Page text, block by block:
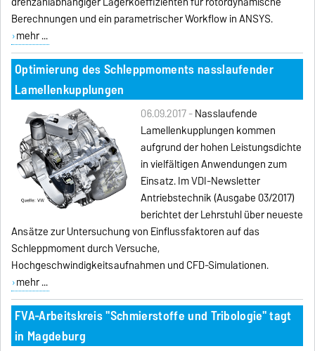
Berechnungen und ein parametrischer Workflow in ANSYS.
mehr ...
Optimierung des Schleppmoments nasslaufender
Lamellenkupplungen
06.09.2017 -Nasslaufende
Lamellenkupplungen kommen
aufgrund der hohen Leistungsdichte
in vielfältigen Anwendungen zum
Einsatz. Im VDI-Newsletter
Antriebstechnik (Ausgabe 03/2017)
berichtet der Lehrstuhl über neueste
Ansätze zur Untersuchung von Einflussfaktoren auf das
Schleppmoment durch Versuche,
Hochgeschwindigkeitsaufnahmen und CFD-Simulationen.
mehr ...
FVA-Arbeitskreis "Schmierstoffe und Tribologie" tagt
in Magdeburg